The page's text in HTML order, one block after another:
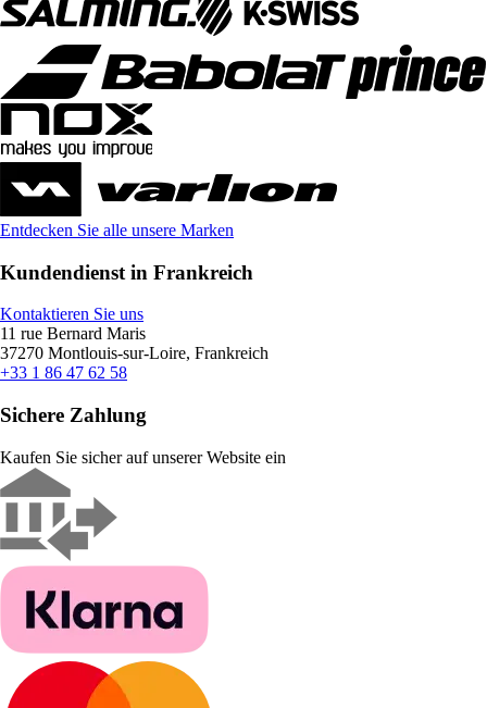
Entdecken Sie alle unsere Marken
Kundendienst in Frankreich
Kontaktieren Sie uns
11 rue Bernard Maris
37270 Montlouis-sur-Loire, Frankreich
+33 1 86 47 62 58
Sichere Zahlung
Kaufen Sie sicher auf unserer Website ein